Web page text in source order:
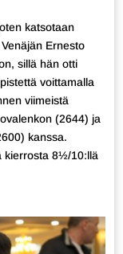
katsotaan
Ernesto
sillä hän otti
voittamalla
viimeistä
(2644) ja
kanssa.
kierrosta 8½/10:llä